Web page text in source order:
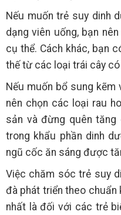
Nếu muốn trẻ suy dinh
dạng viên uống, bạn
cụ thể. Cách khác, bạn
thế từ các loại trái cây
Nếu muốn bổ sung
nên chọn các loại rau
sản và đừng quên
trong khẩu phần dinh
ngũ cốc ăn sáng được
Việc chăm sóc trẻ suy
đà phát triển theo
nhất là đối với các trẻ